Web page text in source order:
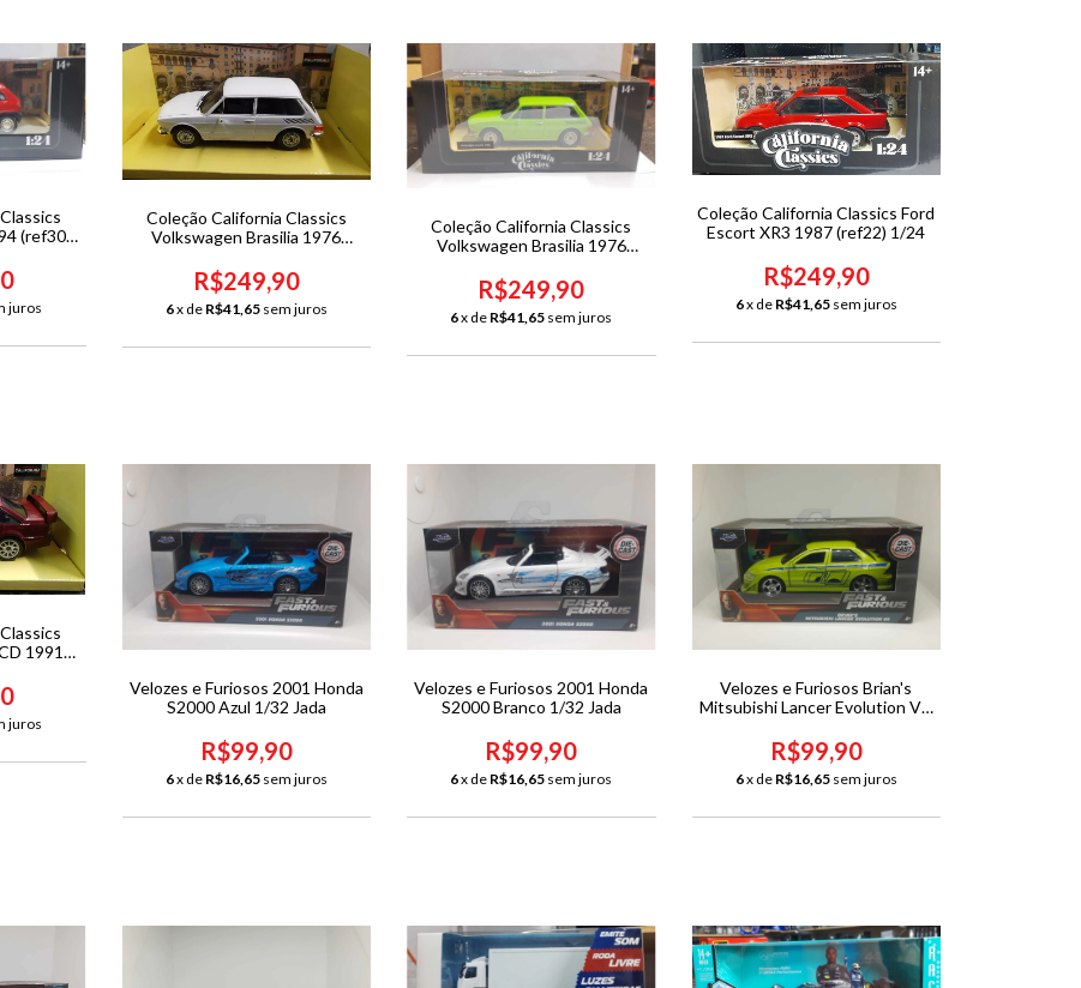
(ref30)
juros
Coleção California Classics
Volkswagen Brasilia 1976
R$249,90
6x de R$41,65 sem juros
Coleção California Classics
Volkswagen Brasilia 1976
R$249,90
6x de R$41,65 sem juros
Coleção California Classics Ford
Escort XR3 1987 (ref22) 1/24
R$249,90
6x de R$41,65 sem juros
1991
juros
Velozes e Furiosos 2001 Honda
S2000 Azul 1/32 Jada
R$99,90
6x de R$16,65 sem juros
Velozes e Furiosos 2001 Honda
S2000 Branco 1/32 Jada
R$99,90
6x de R$16,65 sem juros
Velozes e Furiosos Brian's
Mitsubishi Lancer Evolution VII
R$99,90
6x de R$16,65 sem juros